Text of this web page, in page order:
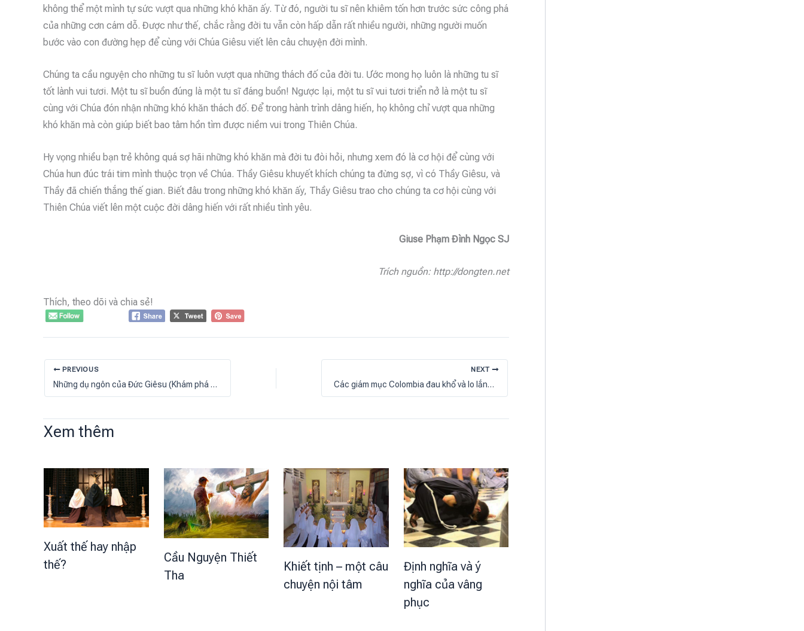
không thể một mình tự sức vượt qua những khó khăn ấy. Từ đó, người tu sĩ nên khiêm tốn hơn trước sức công phá
của những cơn cám dỗ. Được như thế, chắc rằng đời tu vẫn còn hấp dẫn rất nhiều người, những người muốn
bước vào con đường hẹp để cùng với Chúa Giêsu viết lên câu chuyện đời mình.
Chúng ta cầu nguyện cho những tu sĩ luôn vượt qua những thách đố của đời tu. Ước mong họ luôn là những tu sĩ
tốt lành vui tươi. Một tu sĩ buồn đúng là một tu sĩ đáng buồn! Ngược lại, một tu sĩ vui tươi triển nở là một tu sĩ
cùng với Chúa đón nhận những khó khăn thách đố. Để trong hành trình dâng hiến, họ không chỉ vượt qua những
khó khăn mà còn giúp biết bao tâm hồn tìm được niềm vui trong Thiên Chúa.
Hy vọng nhiều bạn trẻ không quá sợ hãi những khó khăn mà đời tu đòi hỏi, nhưng xem đó là cơ hội để cùng với
Chúa hun đúc trái tim mình thuộc trọn về Chúa. Thầy Giêsu khuyết khích chúng ta đừng sợ, vì có Thầy Giêsu, và
Thầy đã chiến thắng thế gian. Biết đâu trong những khó khăn ấy, Thầy Giêsu trao cho chúng ta cơ hội cùng với
Thiên Chúa viết lên một cuộc đời dâng hiến với rất nhiều tình yêu.
Giuse Phạm Đình Ngọc SJ
Trích nguồn: http://dongten.net
Thích, theo dõi và chia sẻ!
PREVIOUS
Những dụ ngôn của Đức Giêsu (Khám phá ý nghĩa nguyên thủy của các dụ ngôn trong Tin Mừng Matthêô)
NEXT
Các giám mục Colombia đau khổ và lo lắng về việc người trẻ bị thảm sát
Xem thêm
Xuất thế hay nhập
thế?
Cầu Nguyện Thiết
Tha
Khiết tịnh – một câu
chuyện nội tâm
Định nghĩa và ý
nghĩa của vâng
phục